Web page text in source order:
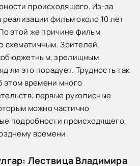
происходящего. Из-за
реализации фильм около 10 лет
этой же причине фильм
схематичным. Зрителей,
зрелищным
ли это порадует. Трудность так
этом времени много
первые рукописные
можно частично
подробности происходящего,
времени.
Лествица Владимира